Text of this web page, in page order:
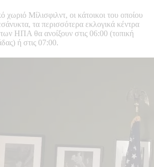
χωριό Μίλισφιλντ, οι κάτοικοι του οποίου
τα περισσότερα εκλογικά κέντρα
ΗΠΑ θα ανοίξουν στις 06:00 (τοπική
ή στις 07:00.